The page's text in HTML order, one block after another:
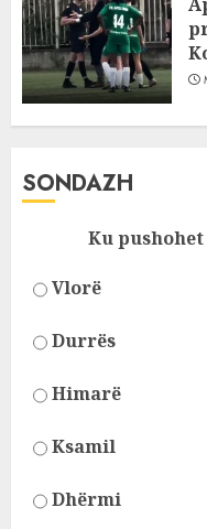
SONDAZH
Ku
Vlorë
Durrës
Himarë
Ksamil
Dhërmi